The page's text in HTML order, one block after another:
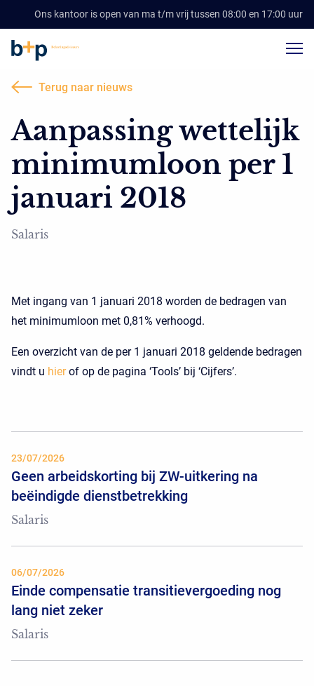
Ons kantoor is open van ma t/m vrij tussen 08:00 en 17:00 uur
Terug naar nieuws
Aanpassing wettelijk
minimumloon per 1
januari 2018
Salaris
Met ingang van 1 januari 2018 worden de bedragen van
het minimumloon met 0,81% verhoogd.
Een overzicht van de per 1 januari 2018 geldende bedragen
vindt u hierof op de pagina ‘Tools’ bij ‘Cijfers’.
23/07/2026
Geen arbeidskorting bij ZW-uitkering na
beëindigde dienstbetrekking
Salaris
06/07/2026
Einde compensatie transitievergoeding nog
lang niet zeker
Salaris